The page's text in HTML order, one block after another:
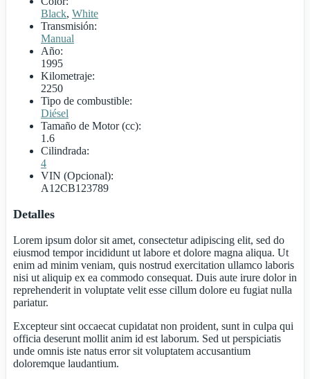
Black, White
Transmisión:
Manual
Año:
1995
Kilometraje:
2250
Tipo de combustible:
Diésel
Tamaño de Motor (cc):
1.6
Cilindrada:
4
VIN (Opcional):
A12CB123789
Detalles
Lorem ipsum dolor sit amet, consectetur adipiscing elit, sed do
eiusmod tempor incididunt ut labore et dolore magna aliqua. Ut
enim ad minim veniam, quis nostrud exercitation ullamco laboris
nisi ut aliquip ex ea commodo consequat. Duis aute irure dolor in
reprehenderit in voluptate velit esse cillum dolore eu fugiat nulla
pariatur.
Excepteur sint occaecat cupidatat non proident, sunt in culpa qui
officia deserunt mollit anim id est laborum. Sed ut perspiciatis
unde omnis iste natus error sit voluptatem accusantium
doloremque laudantium.